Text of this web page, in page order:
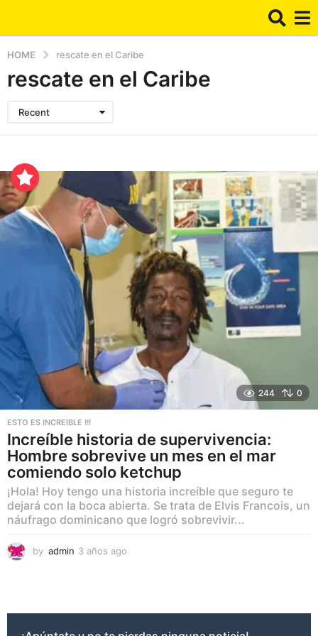
HOME rescate en el Caribe
rescate en el Caribe
Recent
244 0
ESTO ES INCREIBLE !!!
Increíble historia de supervivencia:
Hombre sobrevive un mes en el mar
comiendo solo ketchup
¡Hola! Hoy tengo una historia increíble que seguro te
dejará con la boca abierta. Se trata de Elvis Francois, un
náufrago dominicano que logró sobrevivir...
by admin 3 años ago
g